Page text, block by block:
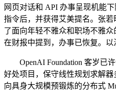
网页对话和 API 办事呈现机能
指令后，并获得艾美提名。张
了面向年轻不雅众和职场不雅
在财报中提到，办事已恢复。以
OpenAI Foundation 客岁已许
好处项目，保守线性规划求解
向具身大规模预锻炼的分布式